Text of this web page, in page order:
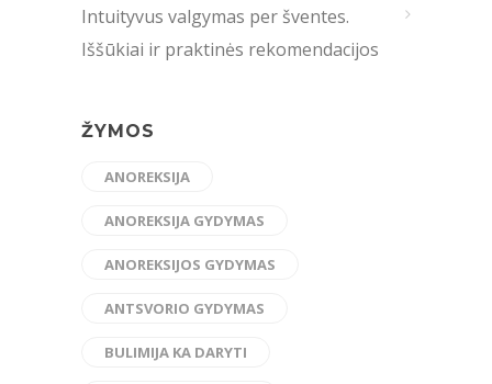
Intuityvus valgymas per šventes.
Iššūkiai ir praktinės rekomendacijos
ŽYMOS
ANOREKSIJA
ANOREKSIJA GYDYMAS
ANOREKSIJOS GYDYMAS
ANTSVORIO GYDYMAS
BULIMIJA KA DARYTI